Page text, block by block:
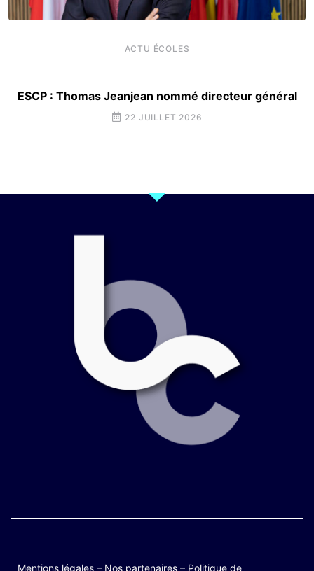
ACTU ÉCOLES
ESCP : Thomas Jeanjean nommé directeur général
22 JUILLET 2026
Mentions légales – Nos partenaires – Politique de